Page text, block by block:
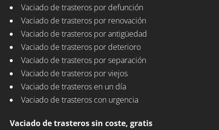
Vaciado de trasteros por defunción
Vaciado de trasteros por renovación
Vaciado de trasteros por antigüedad
Vaciado de trasteros por deterioro
Vaciado de trasteros por separación
Vaciado de trasteros por viejos
Vaciado de trasteros en un día
Vaciado de trasteros con urgencia
Vaciado de trasteros sin coste, gratis